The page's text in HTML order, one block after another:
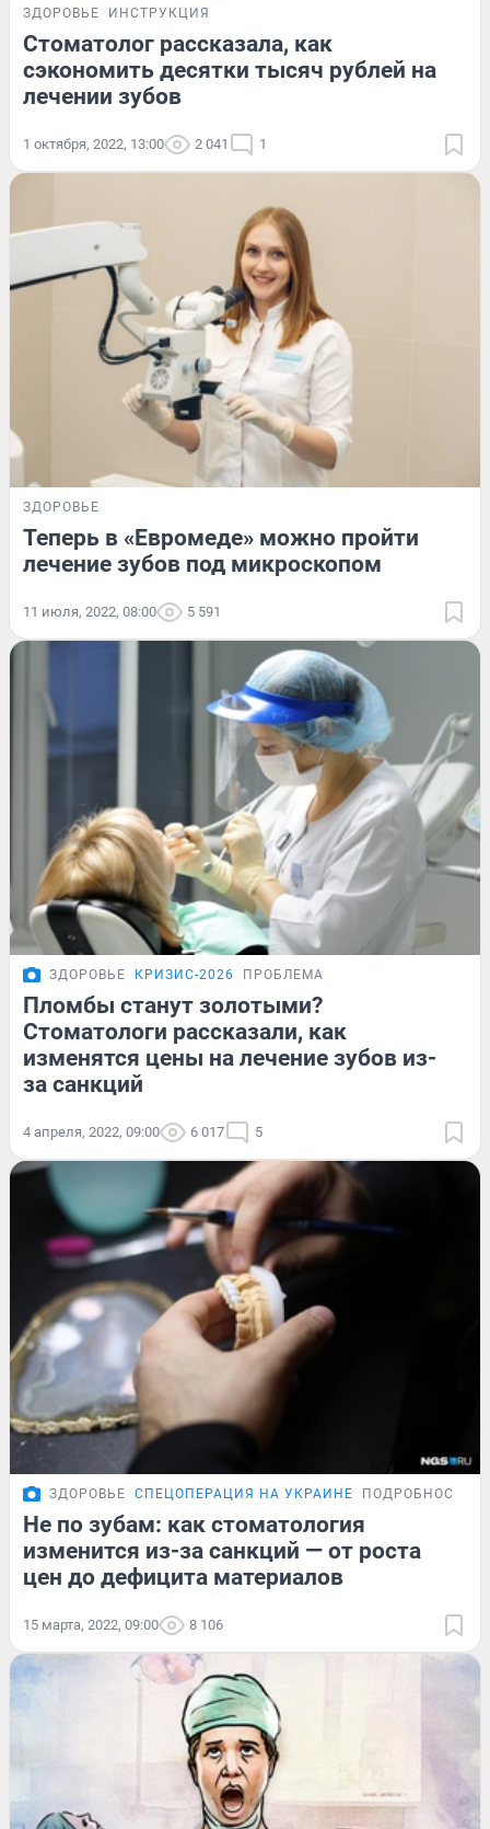
ЗДОРОВЬЕ ИНСТРУКЦИЯ
Стоматолог рассказала, как
сэкономить десятки тысяч рублей на
лечении зубов
1 октября, 2022, 13:00 2 041 1
ЗДОРОВЬЕ
Теперь в «Евромеде» можно пройти
лечение зубов под микроскопом
11 июля, 2022, 08:00 5 591
ЗДОРОВЬЕ КРИЗИС-2026 ПРОБЛЕМА
Пломбы станут золотыми?
Стоматологи рассказали, как
изменятся цены на лечение зубов из-
за санкций
4 апреля, 2022, 09:00 6 017 5
ЗДОРОВЬЕ СПЕЦОПЕРАЦИЯ НА УКРАИНЕ ПОДРОБНОСТИ
Не по зубам: как стоматология
изменится из-за санкций — от роста
цен до дефицита материалов
15 марта, 2022, 09:00 8 106